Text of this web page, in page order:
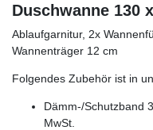
Duschwanne 130
Ablaufgarnitur, 2x
Wannenträger 12 cm
Folgendes Zubehör ist in
Dämm-/Schutzband
MwSt.